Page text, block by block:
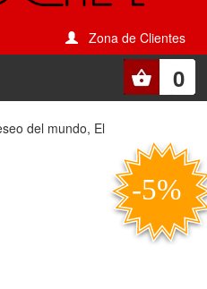
Zona de Clientes
0
del mundo, El